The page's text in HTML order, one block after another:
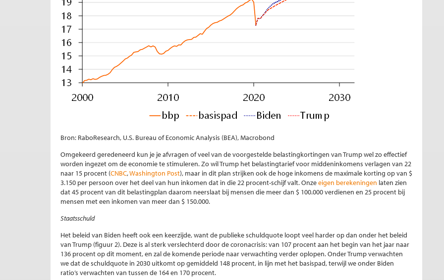
Bron: RaboResearch, U.S. Bureau of Economic Analysis (BEA), Macrobond
Omgekeerd geredeneerd kun je je afvragen of veel van de voorgestelde belastingkortingen van Trump wel zo effectief
worden ingezet om de economie te stimuleren. Zo wil Trump het belastingtarief voor middeninkomens verlagen van 22
naar 15 procent (CNBC,Washington Post), maar in dit plan strijken ook de hoge inkomens de maximale korting op van $
3.150 per persoon over het deel van hun inkomen dat in die 22 procent-schijf valt. Onzeeigen berekeningen laten zien
dat 45 procent van dit belastingplan daarom neerslaat bij mensen die meer dan $ 100.000 verdienen en 25 procent bij
mensen met een inkomen van meer dan $ 150.000.
Staatsschuld
Het beleid van Biden heeft ook een keerzijde, want de publieke schuldquote loopt veel harder op dan onder het beleid
van Trump (figuur 2). Deze is al sterk verslechterd door de coronacrisis: van 107 procent aan het begin van het jaar naar
136 procent op dit moment, en zal de komende periode naar verwachting verder oplopen. Onder Trump verwachten
we dat de schuldquote in 2030 uitkomt op gemiddeld 148 procent, in lijn met het basispad, terwijl we onder Biden
ratio’s verwachten van tussen de 164 en 170 procent.